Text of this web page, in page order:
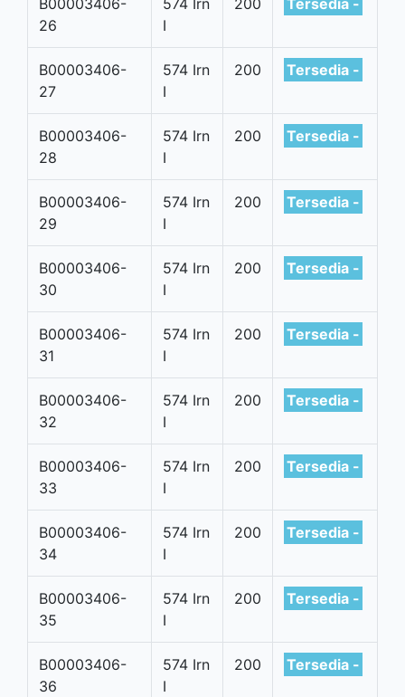
B00003406-
26
574 Irn
I
200 Tersedia -
B00003406-
27
574 Irn
I
200 Tersedia -
B00003406-
28
574 Irn
I
200 Tersedia -
B00003406-
29
574 Irn
I
200 Tersedia -
B00003406-
30
574 Irn
I
200 Tersedia -
B00003406-
31
574 Irn
I
200 Tersedia -
B00003406-
32
574 Irn
I
200 Tersedia -
B00003406-
33
574 Irn
I
200 Tersedia -
B00003406-
34
574 Irn
I
200 Tersedia -
B00003406-
35
574 Irn
I
200 Tersedia -
B00003406-
36
574 Irn
I
200 Tersedia -